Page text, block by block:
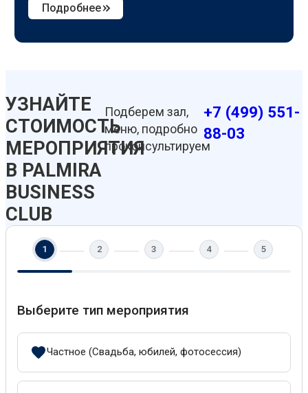
Подробнее
УЗНАЙТЕ
СТОИМОСТЬ
МЕРОПРИЯТИЯ
В PALMIRA
BUSINESS
CLUB
Подберем зал,
меню, подробно
проконсультируем
+7 (499) 551-
88-03
1 2 3 4 5
Выберите тип мероприятия
Частное (Свадьба, юбилей, фотосессия)